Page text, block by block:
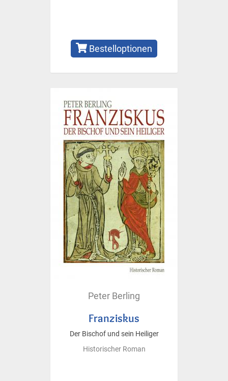
Bestelloptionen
Peter Berling
Franziskus
Der Bischof und sein Heiliger
Historischer Roman